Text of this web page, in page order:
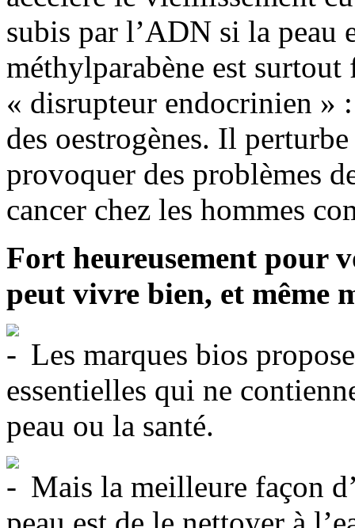
subis par l’ADN si la peau
méthylparabène est surtout
« disrupteur endocrinien » :
des oestrogènes. Il
provoquer des problèmes
cancer chez les hommes
Fort heureusement pour
peut vivre bien, et même
Les marques bios
essentielles qui ne
peau ou la santé.
Mais la meilleure façon